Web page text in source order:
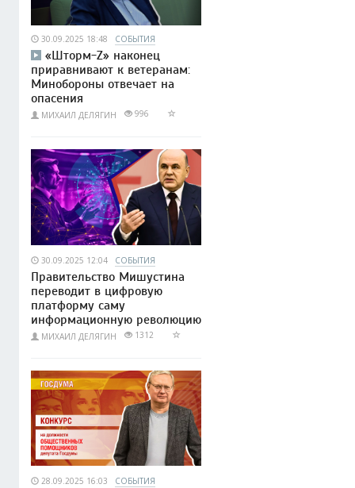
30.09.2025 18:48 СОБЫТИЯ
«Шторм-Z» наконец
приравнивают к ветеранам:
Минобороны отвечает на
опасения
МИХАИЛ ДЕЛЯГИН 996
30.09.2025 12:04 СОБЫТИЯ
Правительство Мишустина
переводит в цифровую
платформу саму
информационную революцию
МИХАИЛ ДЕЛЯГИН 1312
28.09.2025 16:03 СОБЫТИЯ